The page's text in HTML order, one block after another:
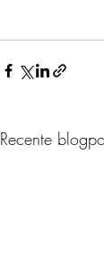
Recente